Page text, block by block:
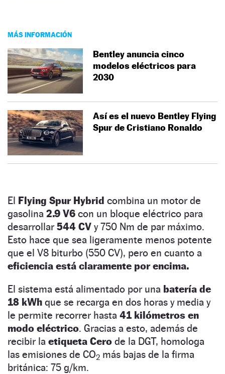
MÁS INFORMACIÓN
Bentley anuncia cinco
modelos eléctricos para
2030
Así es el nuevo Bentley Flying
Spur de Cristiano Ronaldo
El Flying Spur Hybrid combina un motor de
gasolina 2.9 V6 con un bloque eléctrico para
desarrollar 544 CV y 750 Nm de par máximo.
Esto hace que sea ligeramente menos potente
que el V8 biturbo (550 CV), pero en cuanto a
eficiencia está claramente por encima.
El sistema está alimentado por una batería de
18 kWh que se recarga en dos horas y media y
le permite recorrer hasta 41 kilómetros en
modo eléctrico. Gracias a esto, además de
recibir la etiqueta Cero de la DGT, homologa
las emisiones de CO2 más bajas de la firma
británica: 75 g/km.